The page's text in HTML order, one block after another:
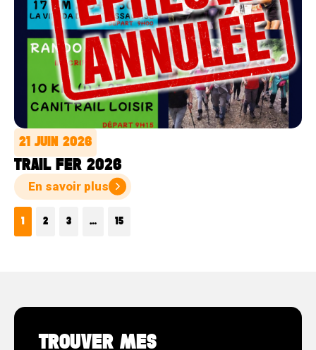
21 JUIN 2026
TRAIL FER 2026
En savoir plus
1 2 3 … 15
TROUVER MES